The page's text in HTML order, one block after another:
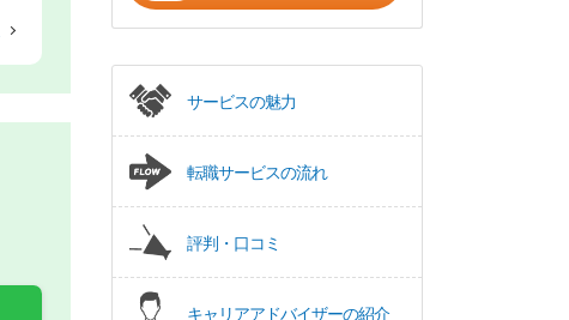
サービスの魅力
転職サービスの流れ
評判・口コミ
キャリアアドバイザーの紹介